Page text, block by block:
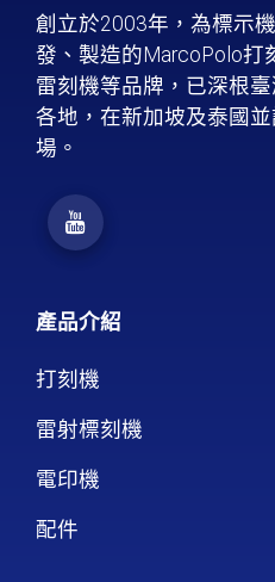
創立於2003年，為標示
發、製造的MarcoPolo打
雷刻機等品牌，已深根
各地，在新加坡及泰國
場。
產品介紹
打刻機
雷射標刻機
電印機
配件